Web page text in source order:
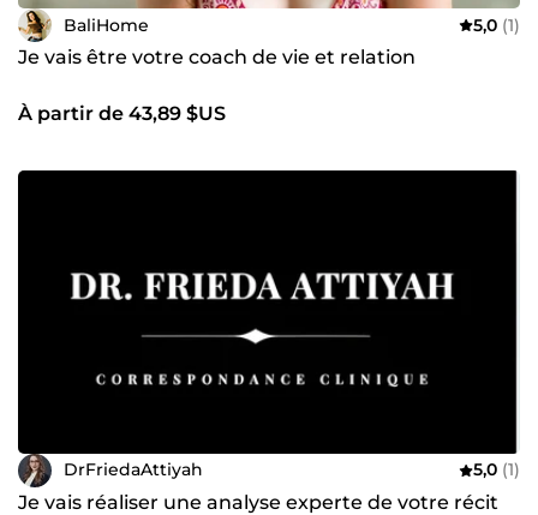
BaliHome 5,0 (1)
Je vais être votre coach de vie et relation
À partir de 43,89 $US
DrFriedaAttiyah 5,0 (1)
Je vais réaliser une analyse experte de votre récit